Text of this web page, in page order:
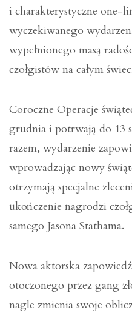
i charakterystyczne one-
wyczekiwanego
wypełnionego masą
czołgistów na całym
Coroczne Operacje
grudnia i potrwają do 13
razem, wydarzenie
wprowadzając nowy
otrzymają specjalne
ukończenie nagrodzi
samego Jasona Stathama.
Nowa aktorska
otoczonego przez gang
nagle zmienia swoje